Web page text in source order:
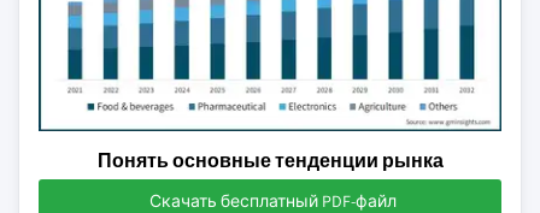
Понять основные тенденции рынка
Скачать бесплатный PDF-файл